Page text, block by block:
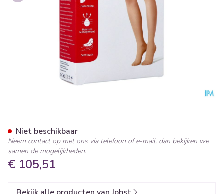
€ 105,51
Niet beschikbaar
Neem contact op met ons via telefoon of e-mail, dan bekijken we
samen de mogelijkheden.